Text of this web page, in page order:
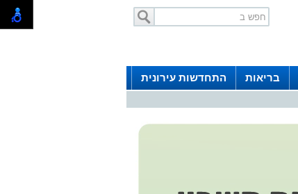
בריאות
התחדשות עירונית